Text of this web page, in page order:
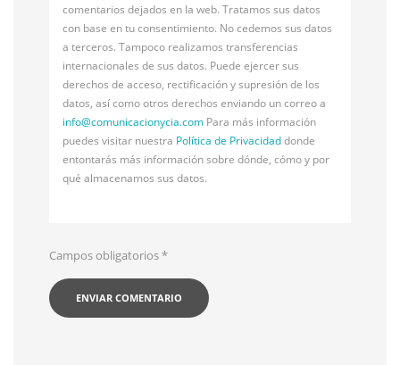
comentarios dejados en la web. Tratamos sus datos
con base en tu consentimiento. No cedemos sus datos
a terceros. Tampoco realizamos transferencias
internacionales de sus datos. Puede ejercer sus
derechos de acceso, rectificación y supresión de los
datos, así como otros derechos enviando un correo a
info@comunicacionycia.com Para más información
puedes visitar nuestra Política de Privacidaddonde
entontarás más información sobre dónde, cómo y por
qué almacenamos sus datos.
Campos obligatorios*